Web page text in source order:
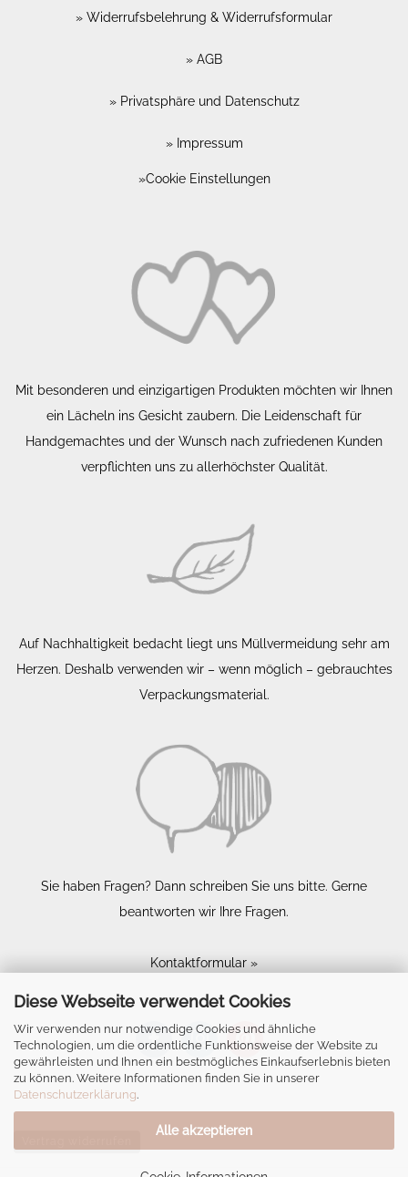
Diese Webseite verwendet Cookies
Wir verwenden nur notwendige Cookies und ähnliche
Technologien, um die ordentliche Funktionsweise der Website zu
gewährleisten und Ihnen ein bestmögliches Einkaufserlebnis bieten
zu können. Weitere Informationen finden Sie in unserer
Datenschutzerklärung.
Alle akzeptieren
Widerrufsbelehrung & Widerrufsformular
AGB
Privatsphäre und Datenschutz
Impressum
Cookie Einstellungen
Mit besonderen und einzigartigen Produkten möchten wir Ihnen
ein Lächeln ins Gesicht zaubern. Die Leidenschaft für
Handgemachtes und der Wunsch nach zufriedenen Kunden
verpflichten uns zu allerhöchster Qualität.
Auf Nachhaltigkeit bedacht liegt uns Müllvermeidung sehr am
Herzen. Deshalb verwenden wir – wenn möglich – gebrauchtes
Verpackungsmaterial.
Sie haben Fragen? Dann schreiben Sie uns bitte. Gerne
beantworten wir Ihre Fragen.
Kontaktformular »